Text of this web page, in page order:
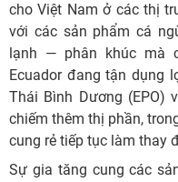
cho Việt Nam ở các thị
với các sản phẩm cá
lạnh — phân khúc mà
Ecuador đang tận dụng
Thái Bình Dương (EPO)
chiếm thêm thị phần,
cung rẻ tiếp tục làm thay
Sự gia tăng cung các